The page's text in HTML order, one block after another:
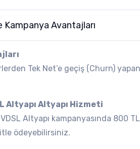
Kampanya Avantajları
Tek Net’e geçiş (Churn)
Altyapı Altyapı Hizmeti
VDSL Altyapı kampanyasında
ödeyebilirsiniz.